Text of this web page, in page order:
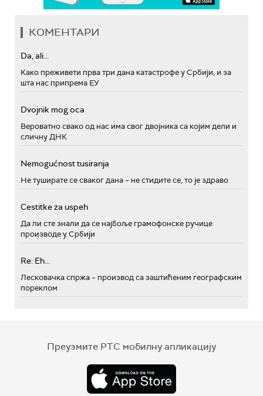
КОМЕНТАРИ
Da, ali...
Како преживети прва три дана катастрофе у Србији, и за
шта нас припрема ЕУ
Dvojnik mog oca
Вероватно свако од нас има свог двојника са којим дели и
сличну ДНК
Nemogućnost tusiranja
Не туширате се сваког дана – не стидите се, то је здраво
Cestitke za uspeh
Да ли сте знали да се најбоље грамофонске ручице
производе у Србији
Re: Eh...
Лесковачка спржа – производ са заштићеним географским
пореклом
Преузмите РТС мобилну апликацију